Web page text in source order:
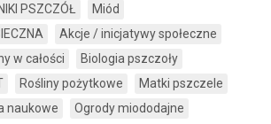
PSZCZÓŁ
Miód
Akcje / inicjatywy społeczne
w całości
Biologia pszczoły
Rośliny pożytkowe
Matki pszczele
naukowe
Ogrody miododajne